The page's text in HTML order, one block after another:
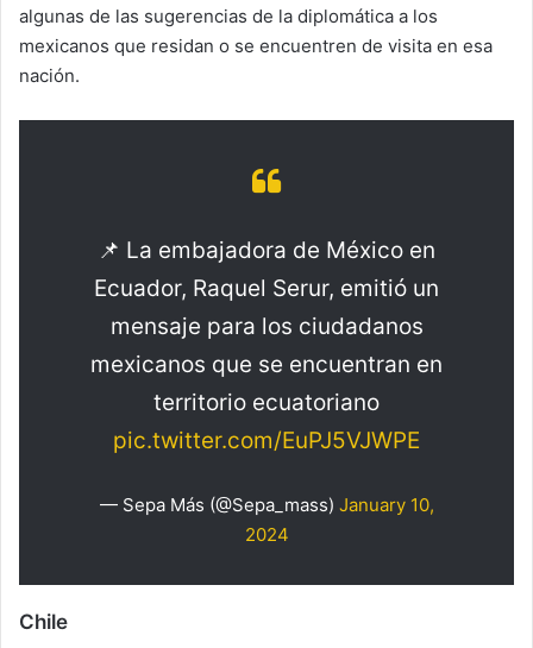
algunas de las sugerencias de la diplomática a los
mexicanos que residan o se encuentren de visita en esa
nación.
📌 La embajadora de México en
Ecuador, Raquel Serur, emitió un
mensaje para los ciudadanos
mexicanos que se encuentran en
territorio ecuatoriano
pic.twitter.com/EuPJ5VJWPE
— Sepa Más (@Sepa_mass) January 10,
2024
Chile